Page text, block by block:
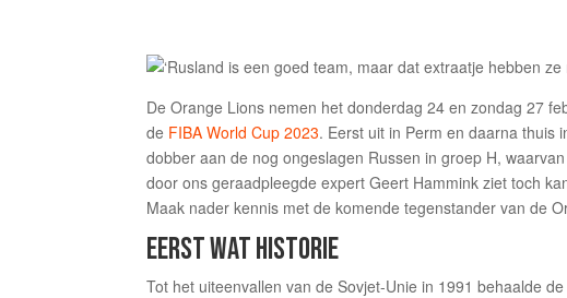
De Orange Lions nemen het donderdag 24 en zondag 27
de FIBA World Cup 2023. Eerst uit in Perm en daarna thuis
dobber aan de nog ongeslagen Russen in groep H,
door ons geraadpleegde expert Geert Hammink ziet toch
Maak nader kennis met de komende tegenstander van de
EERST WAT HISTORIE
Tot het uiteenvallen van de Sovjet-Unie in 1991 behaalde